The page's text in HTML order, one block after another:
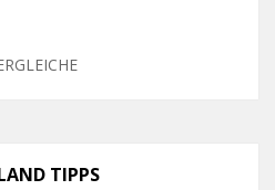
TIPPS